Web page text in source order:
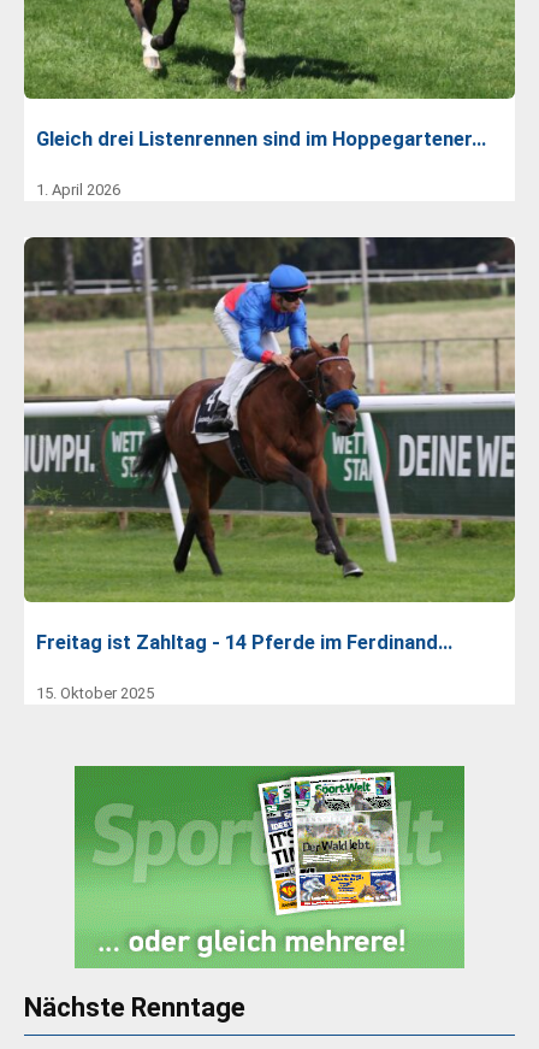
Gleich drei Listenrennen sind im Hoppegartener…
1. April 2026
Freitag ist Zahltag - 14 Pferde im Ferdinand…
15. Oktober 2025
Nächste Renntage